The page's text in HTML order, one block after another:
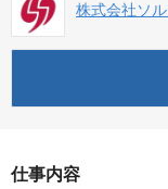
株式会社ソ
仕事内容